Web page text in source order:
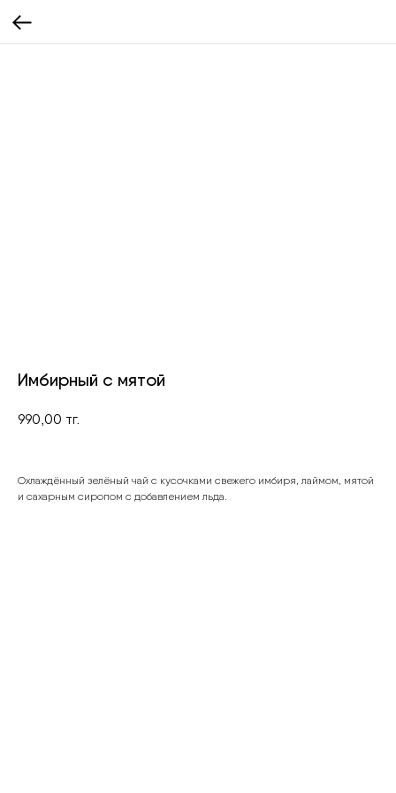
Имбирный с мятой
990,00 тг.
Охлаждённый зелёный чай с кусочками свежего имбиря, лаймом, мятой
и сахарным сиропом с добавлением льда.